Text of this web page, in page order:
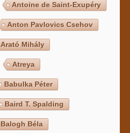
Antoine de Saint-Exupéry
Anton Pavlovics Csehov
Arató Mihály
Atreya
Babulka Péter
Baird T. Spalding
Balogh Béla